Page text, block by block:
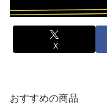
X
おすすめの商品